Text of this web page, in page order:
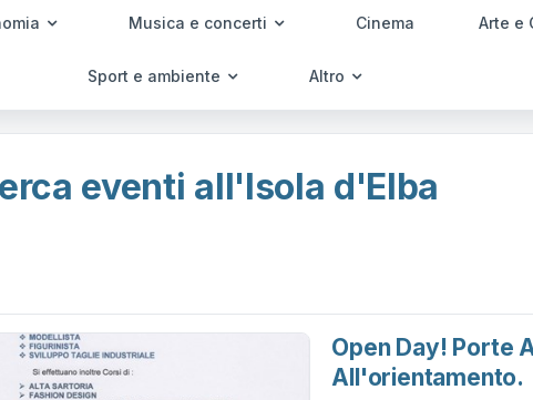
Musica e concerti Cinema Arte e
Sport e ambiente Altro
eventi all'Isola d'Elba
Open Day! Porte
All'orientamento.